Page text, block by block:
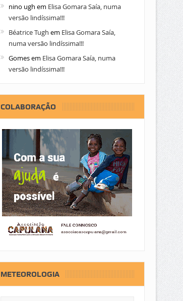
nino ugh em Elisa Gomara Saía, numa
versão lindíssima!!!
Béatrice Tugh em Elisa Gomara Saía,
numa versão lindíssima!!!
Gomesem Elisa Gomara Saía, numa
versão lindíssima!!!
COLABORAÇÃO
METEOROLOGIA